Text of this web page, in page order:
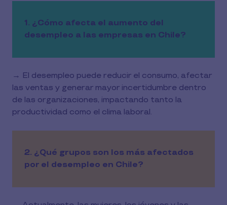
1. ¿Cómo afecta el aumento del
desempleo a las empresas en Chile?
→ El desempleo puede reducir el consumo, afectar
las ventas y generar mayor incertidumbre dentro
de las organizaciones, impactando tanto la
productividad como el clima laboral.
2. ¿Qué grupos son los más afectados
por el desempleo en Chile?